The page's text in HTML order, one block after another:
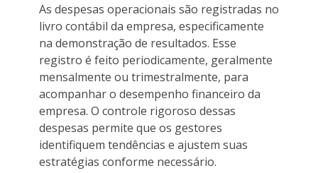
As despesas operacionais são registradas no
livro contábil da empresa, especificamente
na demonstração de resultados. Esse
registro é feito periodicamente, geralmente
mensalmente ou trimestralmente, para
acompanhar o desempenho financeiro da
empresa. O controle rigoroso dessas
despesas permite que os gestores
identifiquem tendências e ajustem suas
estratégias conforme necessário.